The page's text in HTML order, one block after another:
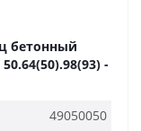
бетонный
-
49050050